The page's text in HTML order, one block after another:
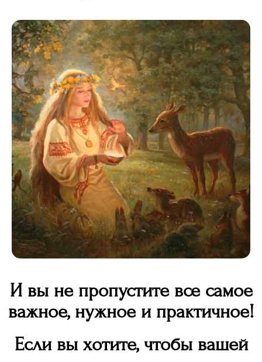
И вы не пропустите все самое
важное, нужное и практичное!
Если вы хотите, чтобы вашей